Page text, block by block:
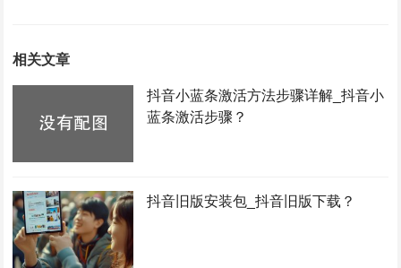
相关文章
抖音小蓝条激活方法步骤详解_抖音小
蓝条激活步骤？
抖音旧版安装包_抖音旧版下载？